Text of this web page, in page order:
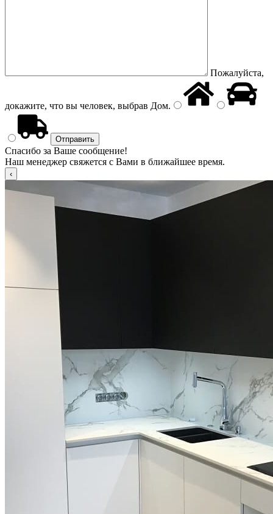
Пожалуйста,
докажите, что вы человек, выбрав Дом.
Спасибо за Ваше сообщение!
Наш менеджер свяжется с Вами в ближайшее время.